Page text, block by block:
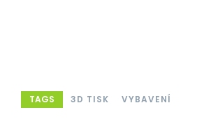
TAGS 3D TISK VYBAVENÍ